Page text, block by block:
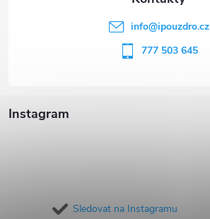
Instagram
Sledovat na Instagramu
info@ipouzdro.cz
777 503 645